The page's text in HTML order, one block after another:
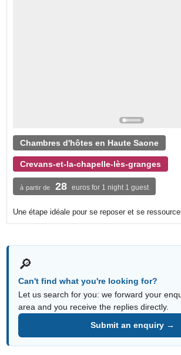
Chambres d'hôtes en Haute Saone
Crevans-et-la-chapelle-lès-granges
à partir de 28 euros for 1 night 1 guest
Une étape idéale pour se reposer et se
🔎
Can't find what you're looking for?
Let us search for you: we forward your
area and you receive the replies directly.
Submit an enquiry →